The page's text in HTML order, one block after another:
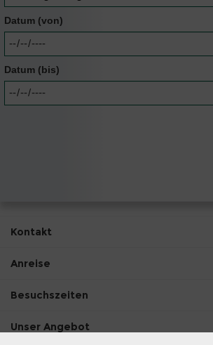
Datum (von)
Datum (bis)
Kontakt
Anreise
Besuchszeiten
Unser Angebot